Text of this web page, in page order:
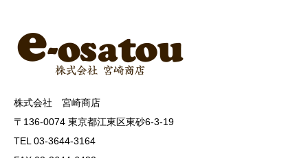
株式会社 宮崎商店
〒136-0074 東京都江東区東砂6-3-19
TEL 03-3644-3164